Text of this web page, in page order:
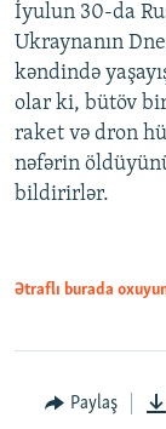
İyulun 30-da
Ukraynanın
kəndində
olar ki, bütöv
raket və dron
nəfərin
bildirirlər.
Ətraflı burada
Paylaş